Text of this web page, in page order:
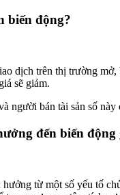
biến động?
dịch trên thị trường
sẽ giảm.
người bán tài sản số
đến biến
từ một số yếu tố